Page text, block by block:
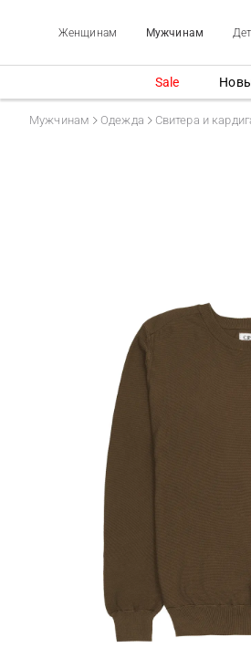
Женщинам Мужчинам
Sale
Мужчинам Одежда Свитера и